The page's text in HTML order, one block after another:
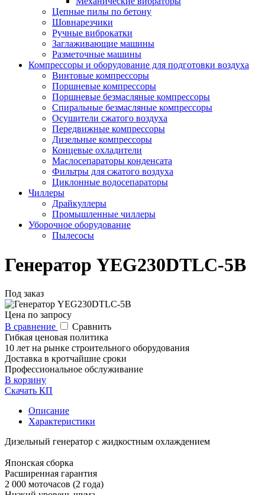
Цепные пилы по бетону
Шовнарезчики
Ручные виброкатки
Заглаживающие машины
Разметочные машины
Компрессоры и оборудование для подготовки воздуха
Винтовые компрессоры
Поршневые компрессоры
Поршневые безмасляные компрессоры
Спиральные безмасляные компрессоры
Осушители сжатого воздуха
Передвижные компрессоры
Дизельные компрессоры
Концевые охладители
Маслосепараторы конденсата
Фильтры для сжатого воздуха
Циклонные водосепараторы
Чиллеры
Драйкуллеры
Промышленные чиллеры
Уборочное оборудование
Пылесосы
Генератор YEG230DTLC-5B
Под заказ
Цена по запросу
В сравнение
Сравнить
Гибкая ценовая политика
10 лет на рынке строительного оборудования
Доставка в кротчайшие сроки
Профессиональное обслуживание
В корзину
Скачать КП
Описание
Характеристики
Дизельный генератор с жидкостным охлаждением
Японская сборка
Расширенная гарантия
2 000 моточасов (2 года)